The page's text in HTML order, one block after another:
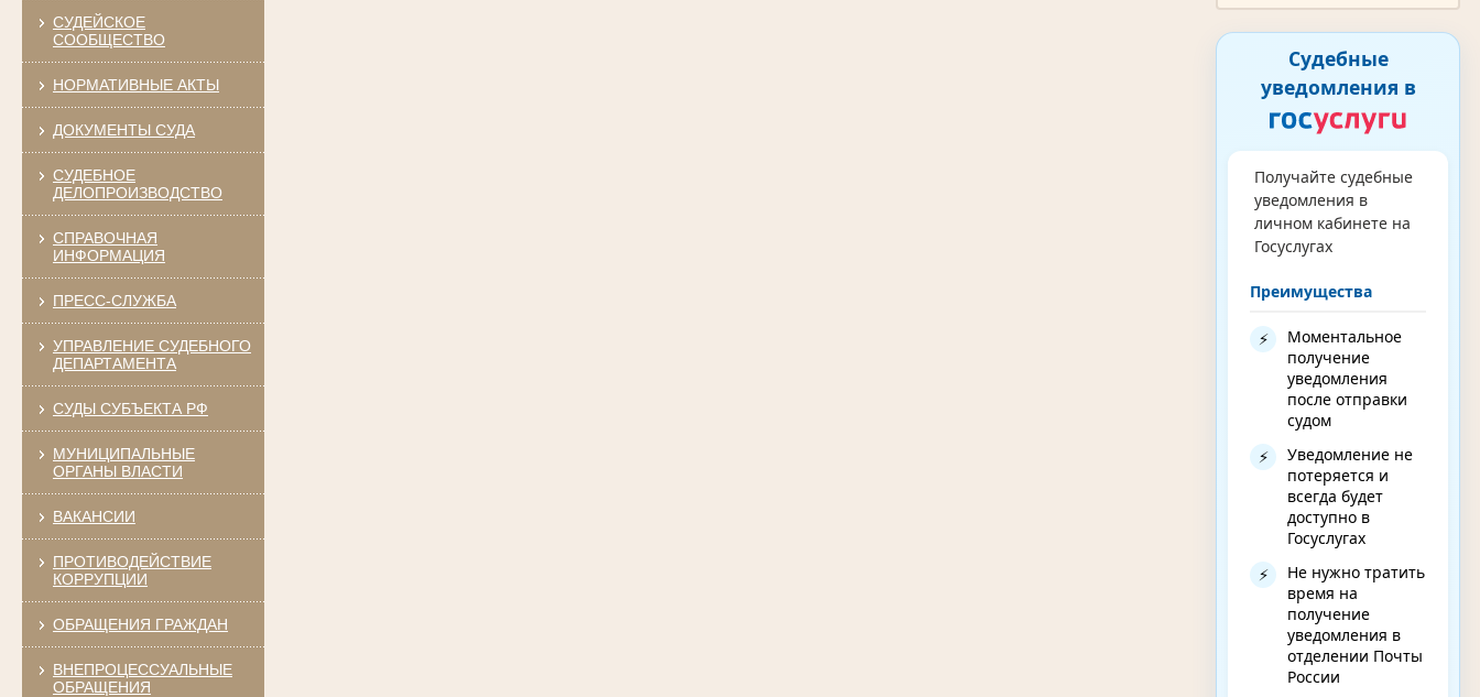
СУДЕЙСКОЕ
СООБЩЕСТВО
НОРМАТИВНЫЕ АКТЫ
ДОКУМЕНТЫ СУДА
СУДЕБНОЕ
ДЕЛОПРОИЗВОДСТВО
СПРАВОЧНАЯ
ИНФОРМАЦИЯ
ПРЕСС-СЛУЖБА
УПРАВЛЕНИЕ СУДЕБНОГО
ДЕПАРТАМЕНТА
СУДЫ СУБЪЕКТА РФ
МУНИЦИПАЛЬНЫЕ
ОРГАНЫ ВЛАСТИ
ВАКАНСИИ
ПРОТИВОДЕЙСТВИЕ
КОРРУПЦИИ
ОБРАЩЕНИЯ ГРАЖДАН
ВНЕПРОЦЕССУАЛЬНЫЕ
ОБРАЩЕНИЯ
Судебные
уведомления в
Получайте судебные
уведомления в
личном кабинете на
Госуслугах
Преимущества
⚡
Моментальное
получение
уведомления
после отправки
судом
⚡
Уведомление не
потеряется и
всегда будет
доступно в
Госуслугах
⚡
Не нужно тратить
время на
получение
уведомления в
отделении Почты
России